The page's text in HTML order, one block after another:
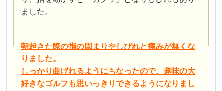
ました。
朝起きた際の指の固まりやしびれと痛みが無くな
りました。
しっかり曲げれるようにもなったので、趣味の大
好きなゴルフも思いっきりできるようになりまし